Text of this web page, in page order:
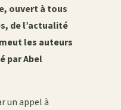
ouvert à tous
de l’actualité
les auteurs
par Abel
un appel à